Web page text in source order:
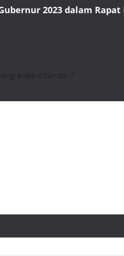
2023 dalam
wajib ditandai
*